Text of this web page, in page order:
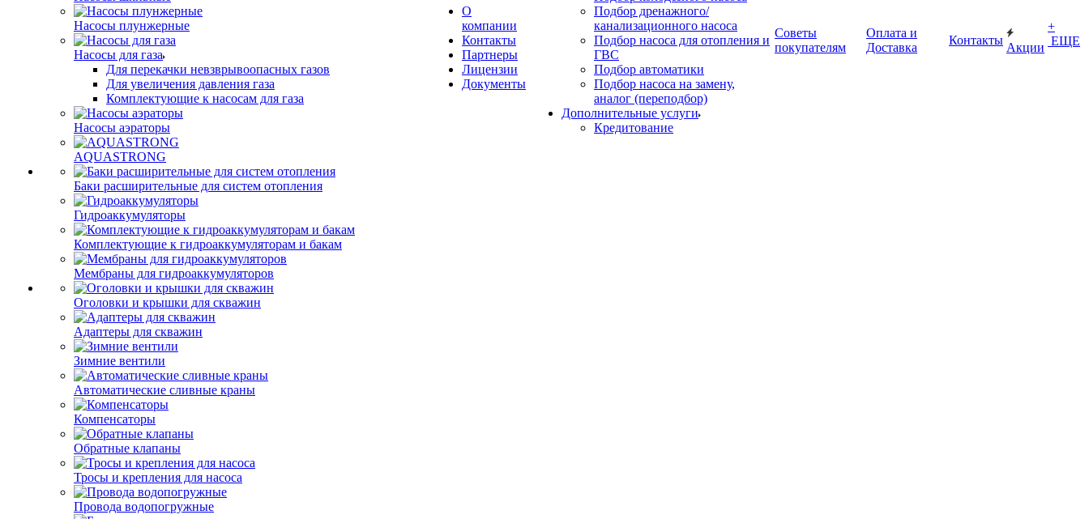
Насосы плунжерные
Насосы для газа
Для перекачки невзврывоопасных газов
Для увеличения давления газа
Комплектующие к насосам для газа
Насосы аэраторы
AQUASTRONG
Баки расширительные для систем отопления
Гидроаккумуляторы
Комплектующие к гидроаккумуляторам и бакам
Мембраны для гидроаккумуляторов
Оголовки и крышки для скважин
Адаптеры для скважин
Зимние вентили
Автоматические сливные краны
Компенсаторы
Обратные клапаны
Тросы и крепления для насоса
Провода водопогружные
О
компании
Контакты
Партнеры
Лицензии
Документы
Подбор дренажного/
канализационного насоса
Подбор насоса для отопления и
ГВС
Подбор автоматики
Подбор насоса на замену,
аналог (переподбор)
Дополнительные услуги
Кредитование
Советы
покупателям
Оплата и
Доставка
Контакты
Акции
+
ЕЩЕ